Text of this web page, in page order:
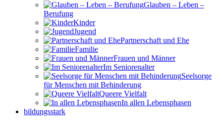
Glauben – Leben –
Berufung
Kinder
Jugend
Partnerschaft und Ehe
Familie
Frauen und Männer
Im Seniorenalter
Seelsorge
für Menschen mit Behinderung
Queere Vielfalt
In allen Lebensphasen
bildungsstark